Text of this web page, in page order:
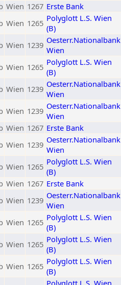
Wien 1267 Erste Bank
Wien 1265 Polyglott L.S. Wien
(B)
Wien 1239 Oesterr.Nationalbank
Wien
Wien 1265 Polyglott L.S. Wien
(B)
Wien 1239 Oesterr.Nationalbank
Wien
Wien 1239 Oesterr.Nationalbank
Wien
Wien 1267 Erste Bank
Wien 1239 Oesterr.Nationalbank
Wien
Wien 1265 Polyglott L.S. Wien
(B)
Wien 1267 Erste Bank
Wien 1239 Oesterr.Nationalbank
Wien
Wien 1265 Polyglott L.S. Wien
(B)
Wien 1265 Polyglott L.S. Wien
(B)
Wien 1265 Polyglott L.S. Wien
(B)
Polyglott L.S. Wien